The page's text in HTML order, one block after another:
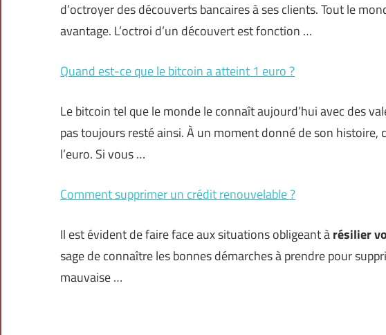
d’octroyer des découverts bancaires à ses clients. Tout le
avantage. L’octroi d’un découvert est fonction …
Quand est-ce que le bitcoin a atteint 1 euro ?
Le bitcoin tel que le monde le connaît aujourd’hui avec des
pas toujours resté ainsi. À un moment donné de son histoire,
l’euro. Si vous …
Comment supprimer un crédit renouvelable ?
Il est évident de faire face aux situations obligeant àrésilier
sage de connaître les bonnes démarches à prendre pour
mauvaise …